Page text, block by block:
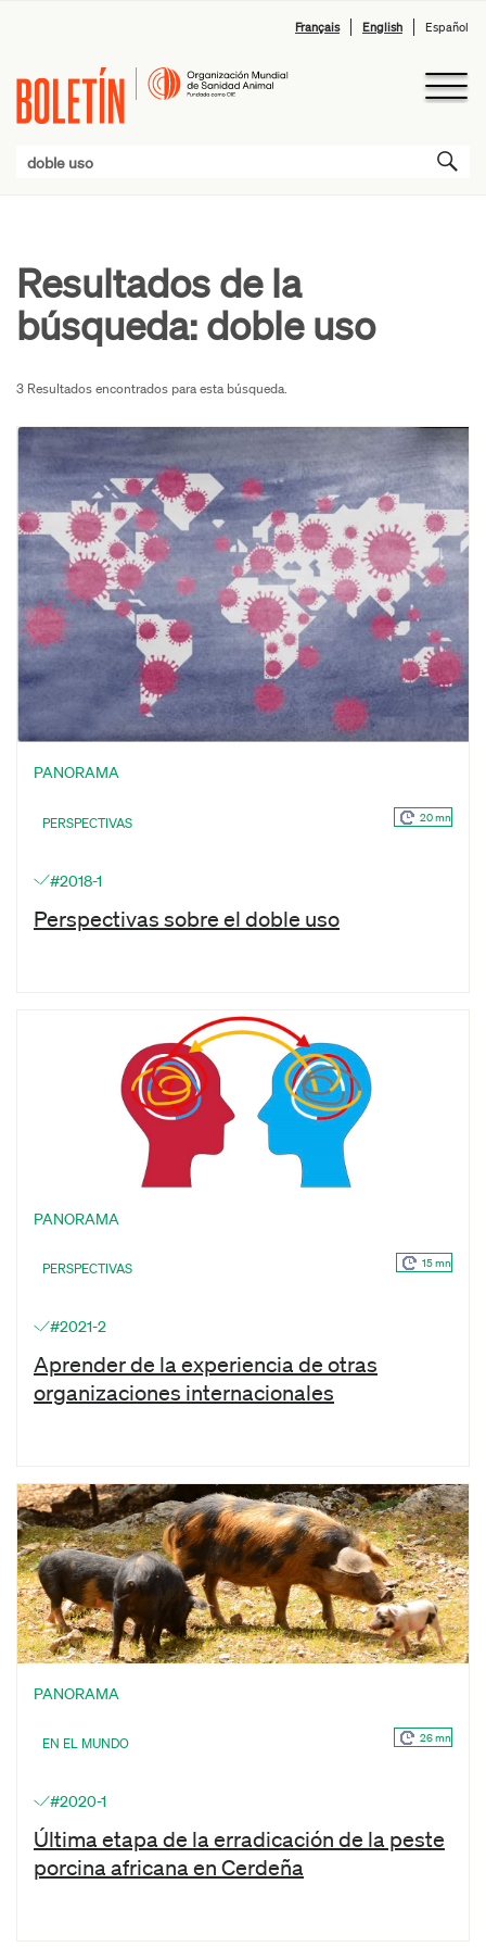
Français English Español
Resultados de la
búsqueda: doble uso
3 Resultados encontrados para esta búsqueda.
PANORAMA
PERSPECTIVAS 20 mn
#2018-1
Perspectivas sobre el doble uso
PANORAMA
PERSPECTIVAS 15 mn
#2021-2
Aprender de la experiencia de otras
organizaciones internacionales
PANORAMA
EN EL MUNDO 26 mn
#2020-1
Última etapa de la erradicación de la peste
porcina africana en Cerdeña